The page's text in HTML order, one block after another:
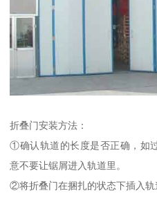
折叠门安装方法：
①确认轨道的长度是否正确，如
意不要让锯屑进入轨道里。
②将折叠门在捆扎的状态下插入轨